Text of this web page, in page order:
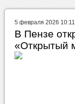
5 февраля 2026 10:11
В Пензе
«Открытый